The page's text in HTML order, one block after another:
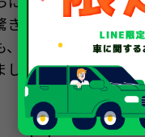
寧でした。
する全ての
本当にあり